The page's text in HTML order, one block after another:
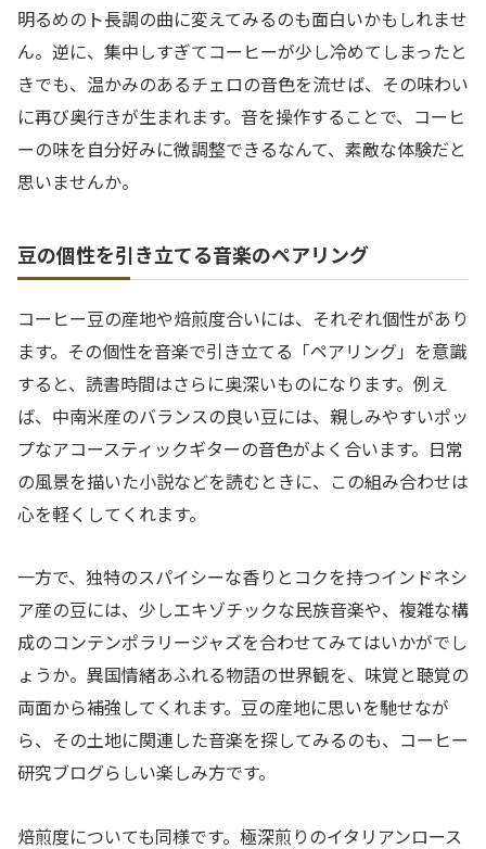
明るめのト長調の曲に変えてみるのも面白いかもしれませ
ん。逆に、集中しすぎてコーヒーが少し冷めてしまったと
きでも、温かみのあるチェロの音色を流せば、その味わい
に再び奥行きが生まれます。音を操作することで、コーヒ
ーの味を自分好みに微調整できるなんて、素敵な体験だと
思いませんか。
豆の個性を引き立てる音楽のペアリング
コーヒー豆の産地や焙煎度合いには、それぞれ個性があり
ます。その個性を音楽で引き立てる「ペアリング」を意識
すると、読書時間はさらに奥深いものになります。例え
ば、中南米産のバランスの良い豆には、親しみやすいポッ
プなアコースティックギターの音色がよく合います。日常
の風景を描いた小説などを読むときに、この組み合わせは
心を軽くしてくれます。
一方で、独特のスパイシーな香りとコクを持つインドネシ
ア産の豆には、少しエキゾチックな民族音楽や、複雑な構
成のコンテンポラリージャズを合わせてみてはいかがでし
ょうか。異国情緒あふれる物語の世界観を、味覚と聴覚の
両面から補強してくれます。豆の産地に思いを馳せなが
ら、その土地に関連した音楽を探してみるのも、コーヒー
研究ブログらしい楽しみ方です。
焙煎度についても同様です。極深煎りのイタリアンロース